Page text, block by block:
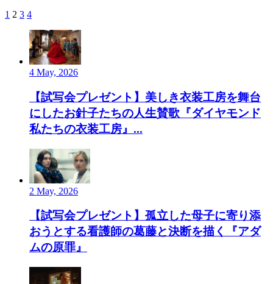
1 2 3 4
4 May, 2026
【試写会プレゼント】美しき衣装工房を舞台
にしたお針子たちの人生賛歌『ダイヤモンド
私たちの衣装工房』...
2 May, 2026
【試写会プレゼント】孤立した母子に寄り添
おうとする看護師の葛藤と決断を描く『アダ
ムの原罪』